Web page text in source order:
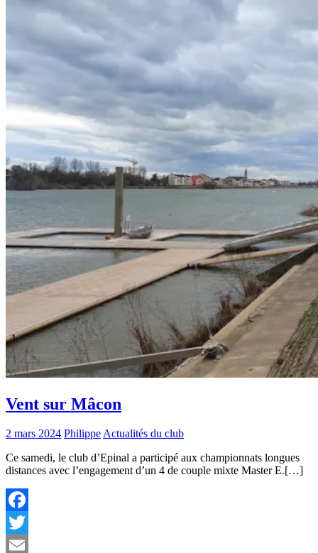
Vent sur Mâcon
2 mars 2024 PhilippeActualités du club
Ce samedi, le club d’Epinal a participé aux championnats longues
distances avec l’engagement d’un 4 de couple mixte Master E.[…]
Facebook
Twitter